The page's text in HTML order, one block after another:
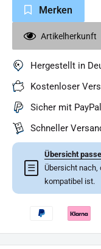
Merken
Artikelherkunft
Hergestellt in
Kostenloser
Sicher mit
Schneller
☰
Übersicht
Übersicht nach,
kompatibel ist.